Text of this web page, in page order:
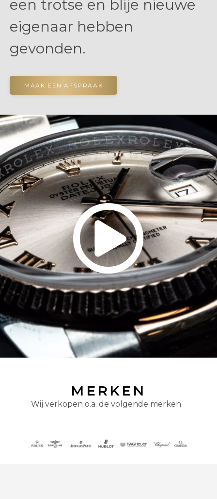
een trotse en blije nieuwe
eigenaar hebben
gevonden.
MAAK EEN AFSPRAAK
MERKEN
Wij verkopen o.a. de volgende merken